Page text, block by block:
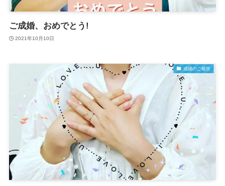
ご成婚、おめでとう!
2021年10月10日
成婚のご報告